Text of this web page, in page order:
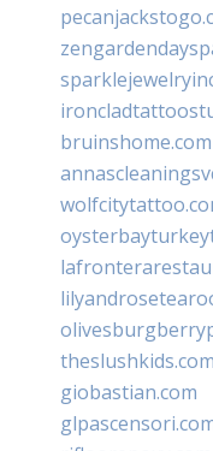
bruinshome.com
theslushkids.com
giobastian.com